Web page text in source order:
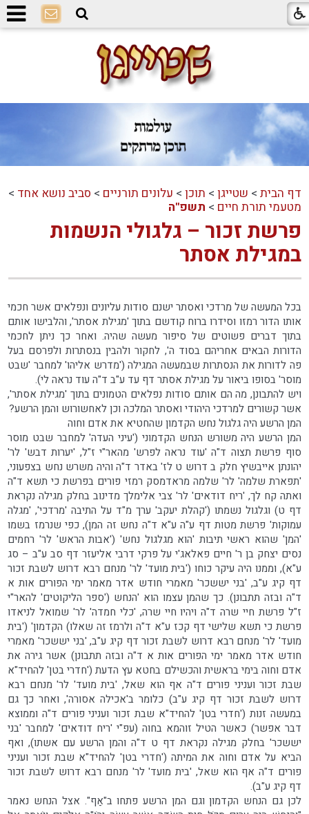
דף הבית > שטייגן > תוכן > עלונים תורניים > סביב נושא אחד >
מטעמי תורת חיים > תשפ"ה
פרשת זכור – גלגולי הנשמות
במגילת אסתר
בכל המעשה של מרדכי ואסתר ישנם סודות עליונים ונפלאים אשר חכמי
אותו הדור רמזו וסידרו ברוח קודשם בתוך 'מגילת אסתר', והלבישו אותם
בתוך דברים פשוטים של סיפור מעשה שהיה. ואחר כך ניתן לחכמי
הדורות הבאים אחריהם בסוד ה', לחקור ולהבין בנסתרות ולפרסם בעל
פה לדורות את הנסתרות שבמעשה המגילה ('מדרש אליהו' למחבר 'שבט
מוסר' בסופו ביאור על מגילת אסתר דף עד ע"ב ד"ה עוד נראה לי).
ויש להתבונן, מה הם אותם סודות נפלאים הטמונים בתוך 'מגילת אסתר',
אשר קשורים למרדכי היהודי ואסתר המלכה וכן לאחשורוש והמן הרשע?
המן הרשע היה גלגול נחש הקדמון שהחטיא את אדם וחוה
המן הרשע היה משורש הנחש הקדמוני ('עיני העדה' למחבר שבט מוסר
סוף פרשת תצוה ד"ה 'עוד נראה לפרש' מהאר"י ז"ל, 'יערות דבש' לר'
יהונתן אייבשיץ חלק ב דרוש ט לז' באדר ד"ה והיה משרש נחש בצפעוני,
'תפארת שלמה' לר' שלמה מראדמסק רמזי פורים בפרשת כי תשא ד"ה
ואתה קח לך, 'ריח דודאים' לר' צבי אלימלך מדינוב בחלק מגילה נקראת
דף ט) וגלגול נשמתו ('קהלת יעקב' ערך מ"ד על התיבה 'מרדכי', 'מגלה
עמוקות' פרשת מטות דף ע"ה ע"א ד"ה נחש זה המן), כפי שנרמז בשמו
'המן' שהוא ראשי תיבות 'הוא מגלגול נחש' ('אבות הראש' לר' רחמים
נסים יצחק בן ר' חיים פאלאג'י על פרקי דרבי אליעזר דף סב ע"ב – סג
ע"א), וממנו היה עיקר כוחו ('בית מועד' לר' מנחם רבא דרוש לשבת זכור
דף קיג ע"ב, 'בני יששכר' מאמרי חודש אדר מאמר ימי הפורים אות א
ד"ה ובזה תתבונן). כך שהמן עצמו הוא 'הנחש ('ספר הליקוטים' להאר"י
ז"ל פרשת חיי שרה ד"ה ויהיו חיי שרה, 'כלי חמדה' לר' שמואל לניאדו
פרשת כי תשא שלישי דף קכז ע"א ד"ה ולרמז זה שאלו) הקדמון' ('בית
מועד' לר' מנחם רבא דרוש לשבת זכור דף קיג ע"ב, 'בני יששכר' מאמרי
חודש אדר מאמר ימי הפורים אות א ד"ה ובזה תתבונן) אשר גירה את
אדם וחוה בימי בראשית והכשילם בחטא עץ הדעת ('חדרי בטן' להחיד"א
שבת זכור ועניני פורים ד"ה אף הוא שאל, 'בית מועד' לר' מנחם רבא
דרוש לשבת זכור דף קיג ע"ב) כלומר ב'אכילה אסורה', ואחר כך גם
במעשה זנות ('חדרי בטן' להחיד"א שבת זכור ועניני פורים ד"ה וממוצא
דבר אפשר) כאשר הטיל זוהמא בחוה (עפ"י 'ריח דודאים' למחבר 'בני
יששכר' בחלק מגילה נקראת דף ט ד"ה והמן הרשע עם אשתו), ואף
הביא על אדם וחוה את המיתה ('חדרי בטן' להחיד"א שבת זכור ועניני
פורים ד"ה אף הוא שאל, 'בית מועד' לר' מנחם רבא דרוש לשבת זכור
דף קיג ע"ב).
לכן גם הנחש הקדמון וגם המן הרשע פתחו ב"אַף". אצל הנחש נאמר